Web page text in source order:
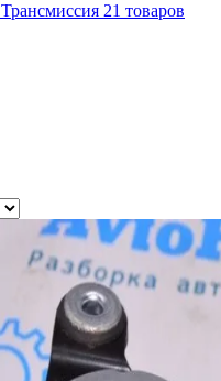
Трансмиссия 21 товаров